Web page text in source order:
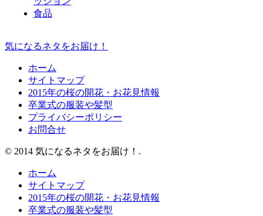
食品
気になるネタをお届け！
ホーム
サイトマップ
2015年の桜の開花・お花見情報
卒業式の服装や髪型
プライバシーポリシー
お問合せ
© 2014 気になるネタをお届け！.
ホーム
サイトマップ
2015年の桜の開花・お花見情報
卒業式の服装や髪型